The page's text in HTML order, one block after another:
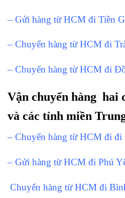
– Gửi hàng từ HCM đi Tiền
– Chuyển hàng từ HCM đi
– Chuyển hàng từ HCM đi
Vận chuyển hàng hai
và các tỉnh miền
– Chuyển hàng từ HCM đi đi
– Gửi hàng từ HCM đi Phú
Chuyển hàng từ HCM đi